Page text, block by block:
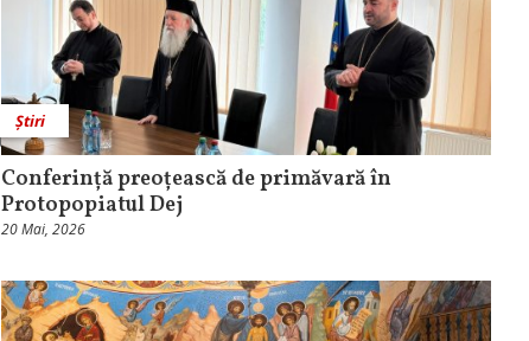
Știri
Conferință preoțească de primăvară în
Protopopiatul Dej
20 Mai, 2026